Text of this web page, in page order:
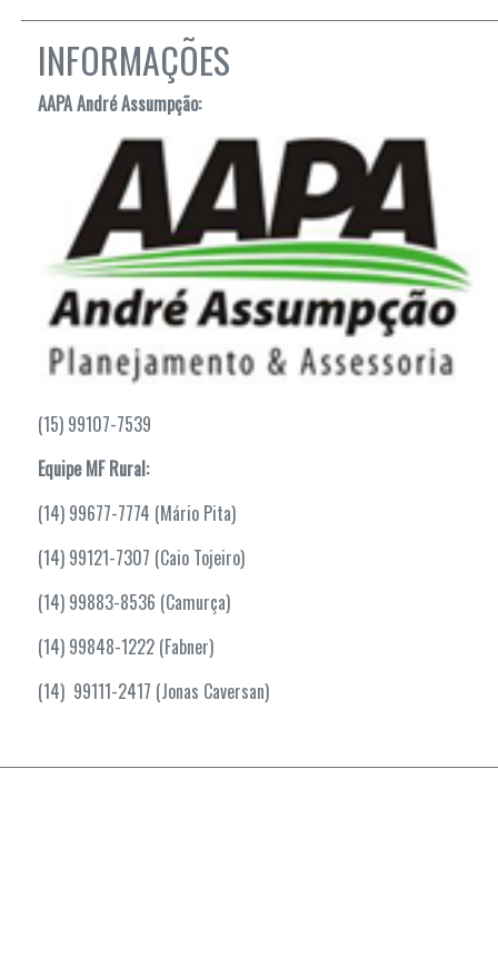
INFORMAÇÕES
AAPA André Assumpção:
(15) 99107-7539
Equipe MF Rural:
(14) 99677-7774 (Mário Pita)
(14) 99121-7307 (Caio Tojeiro)
(14) 99883-8536 (Camurça)
(14) 99848-1222 (Fabner)
(14) 99111-2417 (Jonas Caversan)